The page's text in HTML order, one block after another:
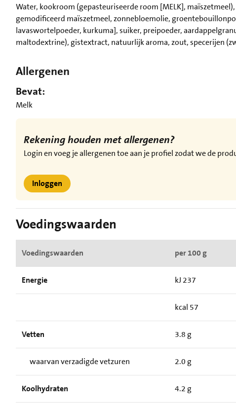
Water, kookroom (gepasteuriseerde room [MELK],
gemodificeerd maïszetmeel, zonnebloemolie,
lavaswortelpoeder, kurkuma], suiker, preipoeder,
maltodextrine), gistextract, natuurlijk aroma, zout, specerijen
Allergenen
Bevat:
Melk
Rekening houden met allergenen?
Login en voeg je allergenen toe aan je profiel zodat we de
Inloggen
Voedingswaarden
Voedingswaarden per 100 g
Energie kJ 237
kcal 57
Vetten 3.8 g
waarvan verzadigde vetzuren 2.0 g
Koolhydraten 4.2 g